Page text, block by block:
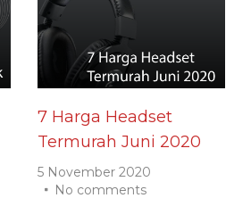
7 Harga Headset
Termurah Juni 2020
5 November 2020
No comments